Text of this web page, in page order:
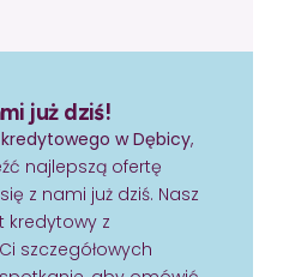
już dziś!
w Dębicy,
najlepszą ofertę
z nami już dziś. Nasz
kredytowy z
szczegółowych